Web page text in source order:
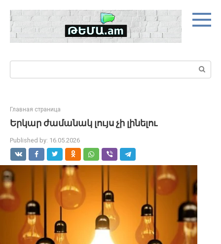
content
Search:
Главная страница
Երկար ժամանակ լույս չի լինելու
Published by: 16.05.2026